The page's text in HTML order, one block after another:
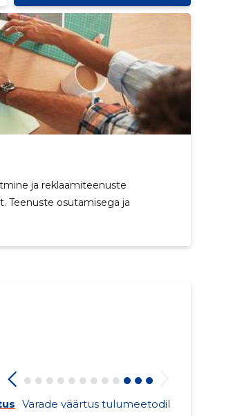
ja reklaamiteenuste
Teenuste osutamisega ja
Varade väärtus tulumeetodil